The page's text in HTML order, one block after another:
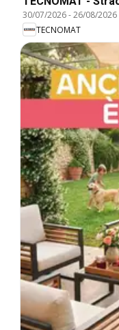
30/07/2026-26/08/2026
TECNOMAT